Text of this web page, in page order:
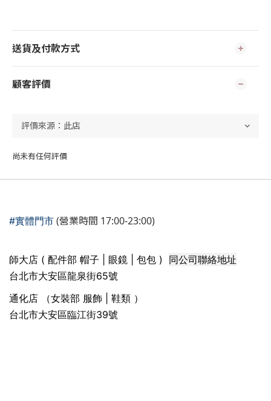
送貨及付款方式
顧客評價
尚未有任何評價
#實體門市 (營業時間 17:00-23:00)
師大店 ( 配件部 帽子 | 眼鏡 | 包包 ) 同公司聯絡地址
台北市大安區龍泉街65號
通化店 （女裝部 服飾 | 鞋類 ）
台北市大安區臨江街39號